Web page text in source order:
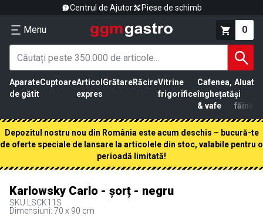
Centrul de Ajutor Piese de schimb
Menu 0
Aparate
de gătit
CuptoareArticol
expres
GrătareRăcireVitrine
frigorifice
Cafenea,
înghețată
& vafe
Aluat
și
făină
Depozitul nostru nou din România este acum deschis – bucură-te
de oferte speciale de lansare la articolele din stoc, valabile pentru o
perioadă limitată!
Karlowsky Carlo - șorț - negru
SKU
LSCK11S
Dimensiuni: 70 x 90 cm